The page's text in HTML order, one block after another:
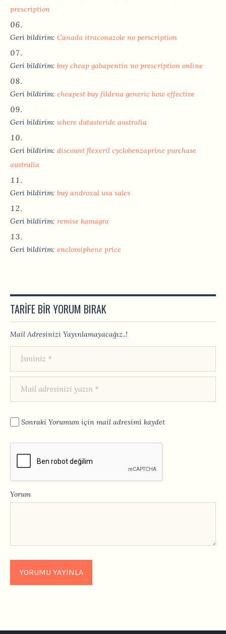
prescription
Geri bildirim: Canada itraconazole no perscription
Geri bildirim: buy cheap gabapentin no prescription online
Geri bildirim: cheapest buy fildena generic how effective
Geri bildirim: where dutasteride australia
Geri bildirim: discount flexeril cyclobenzaprine purchase
australia
Geri bildirim: buy androxal usa sales
Geri bildirim: remise kamagra
Geri bildirim: enclomiphene price
TARIFE BIR YORUM BIRAK
Mail Adresinizi Yayınlamayacağız..!
Sonraki Yorumum için mail adresimi kaydet
Yorum